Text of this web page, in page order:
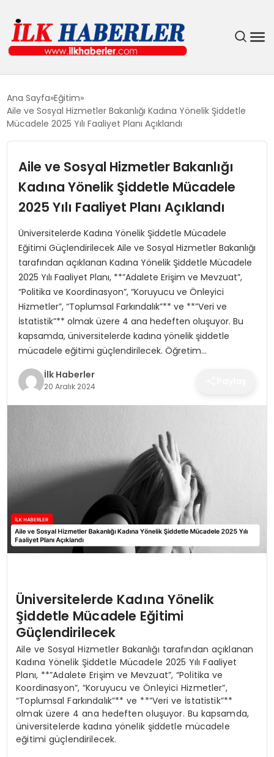
EĞITIM
GÜNDEM
SIYASET
SPOR
TEKNOLOJI
YAŞAM
Ana Sayfa Eğitim
Aile ve Sosyal Hizmetler Bakanlığı Kadına Yönelik Şiddetle
Mücadele 2025 Yılı Faaliyet Planı Açıklandı
Aile ve Sosyal Hizmetler Bakanlığı
Kadına Yönelik Şiddetle Mücadele
2025 Yılı Faaliyet Planı Açıklandı
Üniversitelerde Kadına Yönelik Şiddetle Mücadele
Eğitimi Güçlendirilecek Aile ve Sosyal Hizmetler Bakanlığı
tarafından açıklanan Kadına Yönelik Şiddetle Mücadele
2025 Yılı Faaliyet Planı, **”Adalete Erişim ve Mevzuat”,
“Politika ve Koordinasyon”, “Koruyucu ve Önleyici
Hizmetler”, “Toplumsal Farkındalık”** ve **”Veri ve
İstatistik”** olmak üzere 4 ana hedeften oluşuyor. Bu
kapsamda, üniversitelerde kadına yönelik şiddetle
mücadele eğitimi güçlendirilecek. Öğretim…
İlk Haberler
20 Aralık 2024
Üniversitelerde Kadına Yönelik
Şiddetle Mücadele Eğitimi
Güçlendirilecek
Aile ve Sosyal Hizmetler Bakanlığı tarafından açıklanan
Kadına Yönelik Şiddetle Mücadele 2025 Yılı Faaliyet
Planı, **”Adalete Erişim ve Mevzuat”, “Politika ve
Koordinasyon”, “Koruyucu ve Önleyici Hizmetler”,
“Toplumsal Farkındalık”** ve **”Veri ve İstatistik”**
olmak üzere 4 ana hedeften oluşuyor. Bu kapsamda,
üniversitelerde kadına yönelik şiddetle mücadele
eğitimi güçlendirilecek.